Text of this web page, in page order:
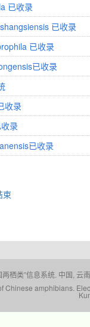
已收录
已收录
已收录
已收录
收录
录
已收录
束
两栖类”信息系统. 中国,
Chinese amphibians.